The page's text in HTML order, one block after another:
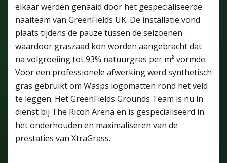
elkaar werden genaaid door het gespecialiseerde
naaiteam van GreenFields UK. De installatie vond
plaats tijdens de pauze tussen de seizoenen
waardoor graszaad kon worden aangebracht dat
na volgroeiing tot 93% natuurgras per m² vormde.
Voor een professionele afwerking werd synthetisch
gras gebruikt om Wasps logomatten rond het veld
te leggen. Het GreenFields Grounds Team is nu in
dienst bij The Ricoh Arena en is gespecialiseerd in
het onderhouden en maximaliseren van de
prestaties van XtraGrass.